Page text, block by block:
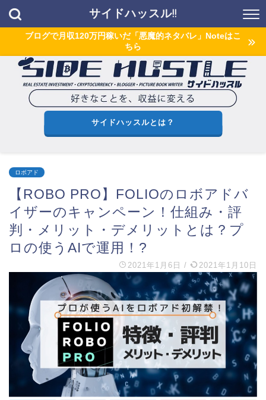
サイドハッスル!!
ブログで月収120万円稼いだ「悪魔的ネタバレ」Noteはこ
ちら
サイドハッスルとは？
ロボアド
【ROBO PRO】FOLIOのロボアドバ
イザーのキャンペーン！仕組み・評
判・メリット・デメリットとは？プ
ロの使うAIで運用！?
2021年1月6日 / 2021年1月10日